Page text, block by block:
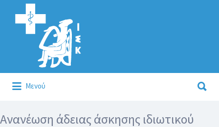
Αναζήτηση
για:
Μενού
για:
Ανανέωση άδειας άσκησης ιδιωτικού